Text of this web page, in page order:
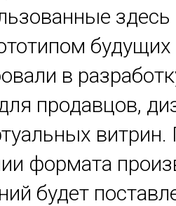
в
продавцов,
витрин.
формата
будет